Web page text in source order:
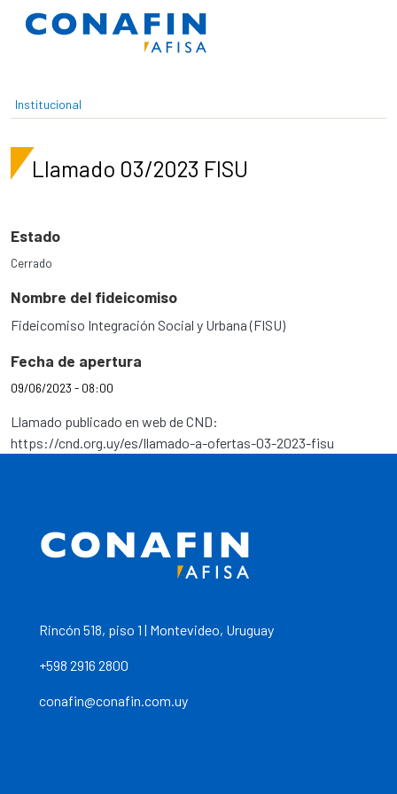
Pasar al contenido principal
Institucional
Llamado 03/2023 FISU
Estado
Cerrado
Nombre del fideicomiso
Fideicomiso Integración Social y Urbana (FISU)
Fecha de apertura
09/06/2023 - 08:00
Llamado publicado en web de CND:
https://cnd.org.uy/es/llamado-a-ofertas-03-2023-fisu
Rincón 518, piso 1 | Montevideo, Uruguay
+598 2916 2800
conafin@conafin.com.uy